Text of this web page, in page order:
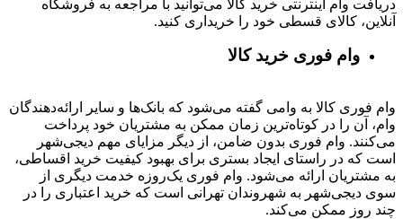
دریافت وام اینترنتی خرید کالا می‌توانید با مراجعه به فروشگاه
آنلاین، کالای قسطی خود را خریداری کنید.
وام فوری خرید کالا
وام فوری کالا به وامی گفته می‌شود که بانک‌ها و سایر ارائه‌دهندگان
وام، آن را در کوتاه‌ترین زمان ممکن به مشتریان خود پرداخت
می‌کنند. وام فوری بدون ضامن، از دیگر مزایای مهم دیجی‌شهر
است که در راستای ایجاد بستری برای بهبود کیفیت خرید اقساطی،
به مشتریان ارائه می‌شود. وام فوری یک‌روزه خدمت دیگری از
سوی دیجی‌شهر به شهروندان تهرانی است که خرید اعتباری را در
چند روز ممکن می‌کند.